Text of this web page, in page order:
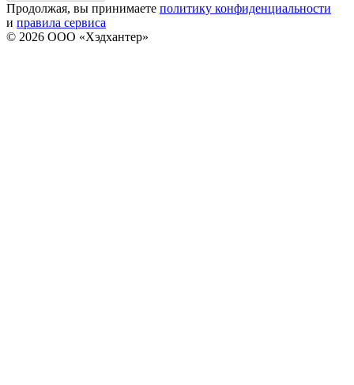
Продолжая, вы принимаете политику конфиденциальности
и правила сервиса
© 2026 ООО «Хэдхантер»